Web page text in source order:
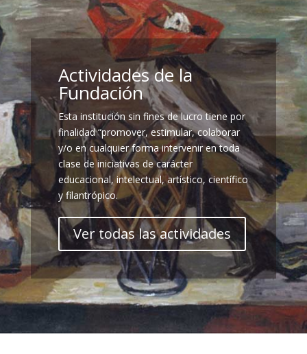
Actividades de la
Fundación
Esta institución sin fines de lucro tiene por
finalidad “promover, estimular, colaborar
y/o en cualquier forma intervenir en toda
clase de iniciativas de carácter
educacional, intelectual, artístico, científico
y filantrópico.
Ver todas las actividades